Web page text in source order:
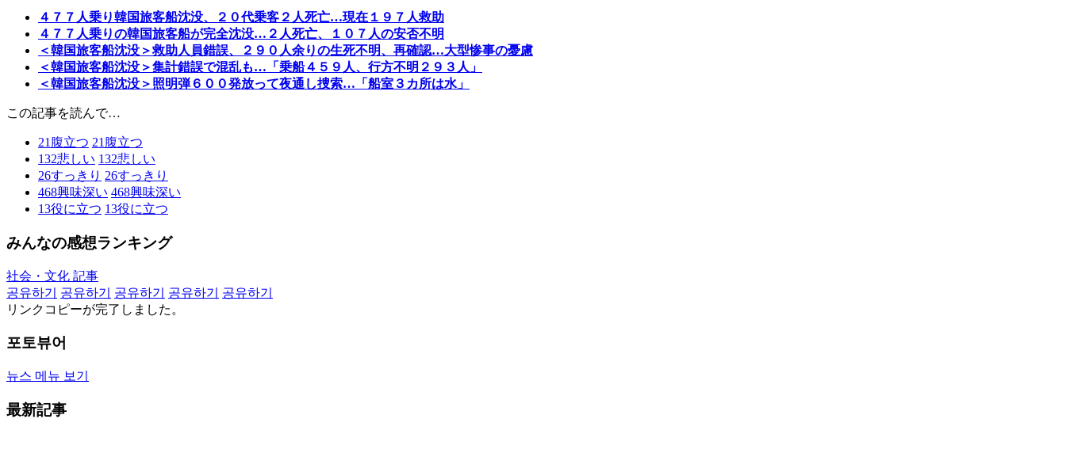
４７７人乗り韓国旅客船沈没、２０代乗客２人死亡…現在１９７人救助
４７７人乗りの韓国旅客船が完全沈没…２人死亡、１０７人の安否不明
＜韓国旅客船沈没＞救助人員錯誤、２９０人余りの生死不明、再確認…大型惨事の憂慮
＜韓国旅客船沈没＞集計錯誤で混乱も…「乗船４５９人、行方不明２９３人」
＜韓国旅客船沈没＞照明弾６００発放って夜通し捜索…「船室３カ所は水」
この記事を読んで…
21 腹立つ 21 腹立つ
132悲しい 132悲しい
26すっきり 26すっきり
468興味深い 468興味深い
13役に立つ 13役に立つ
みんなの感想ランキング
社会・文化 記事
공유하기
공유하기 공유하기 공유하기
공유하기
リンクコピーが完了しました。
포토뷰어
뉴스 메뉴 보기
最新記事